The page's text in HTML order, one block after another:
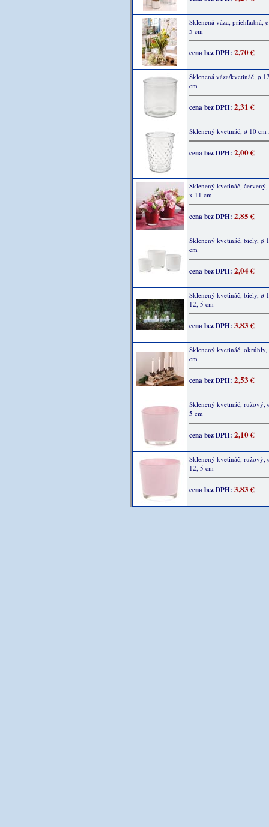
Sklenená váza, priehľadná,
5 cm
cena bez DPH: 2,70 €
Sklenená váza/kvetináč, ø
cm
cena bez DPH: 2,31 €
Sklenený kvetináč, ø 10 cm
cena bez DPH: 2,00 €
Sklenený kvetináč,
x 11 cm
cena bez DPH: 2,85 €
Sklenený kvetináč, biely, ø
cm
cena bez DPH: 2,04 €
Sklenený kvetináč, biely, ø
12, 5 cm
cena bez DPH: 3,83 €
Sklenený kvetináč,
cm
cena bez DPH: 2,53 €
Sklenený kvetináč, ružový,
5 cm
cena bez DPH: 2,10 €
Sklenený kvetináč, ružový,
12, 5 cm
cena bez DPH: 3,83 €